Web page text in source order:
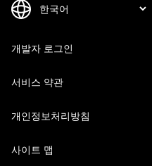
개발자 로그인
서비스 약관
개인정보처리방침
사이트 맵